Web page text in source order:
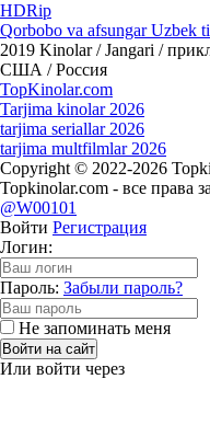
HDRip
Qorbobo va afsungar Uzbek
2019 Kinolar / Jangari /
США / Россия
TopKinolar.com
Tarjima kinolar 2026
tarjima seriallar 2026
tarjima multfilmlar 2026
Copyright © 2022-2026
Topkinolar.com - все права
@W00101
Войти Регистрация
Логин:
Пароль: Забыли пароль?
Не запоминать меня
Войти на сайт
Или войти через